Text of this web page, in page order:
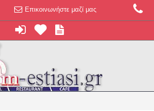
Επικοινωνήστε μαζί μας